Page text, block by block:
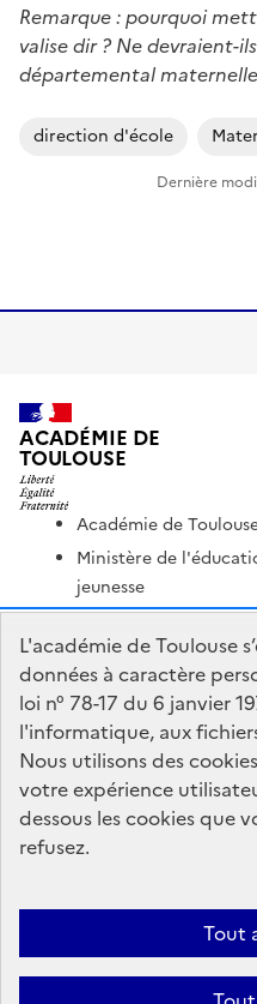
Remarque : pourquoi
valise dir ? Ne devraient-
départemental
direction d'école
Dernière
ACADÉMIE DE
TOULOUSE
Académie de
Ministère de
jeunesse
Ministère de
recherche
Portail Pédagogique
Nous
DSDEN du Lot
1 place Jean-
46000 Cahors
Accessibilité : non conforme
L'académie de Toulouse
données à caractère
loi n° 78-17 du 6 janvier
l'informatique, aux
Nous utilisons des
votre expérience
dessous les cookies que
refusez.
Tout